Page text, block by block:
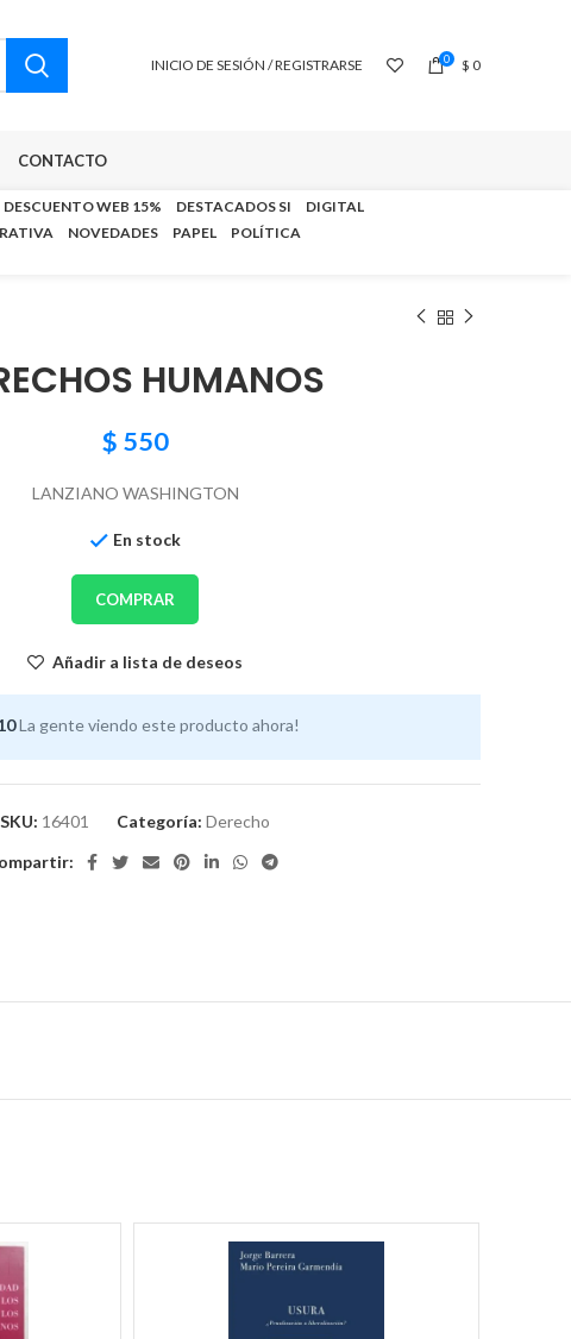
INICIO DE SESIÓN / REGISTRARSE 0 $ 0
CONTACTO
DESCUENTO WEB 15% DESTACADOS SI
DIGITAL
NOVEDADES PAPEL
POLÍTICA
HUMANOS
$ 550
LANZIANO WASHINGTON
En stock
COMPRAR
Añadir a lista de deseos
La gente viendo este producto ahora!
SKU: 16401 Categoría: Derecho